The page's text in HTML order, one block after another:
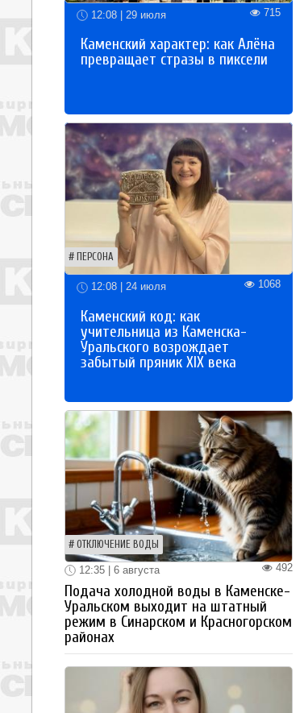
12:08 | 29 июля 715
Каменский характер: как Алёна
превращает стразы в пиксели
ПЕРСОНА
12:08 | 24 июля 1068
Каменский код: как
учительница из Каменска-
Уральского возрождает
забытый пряник XIX века
ОТКЛЮЧЕНИЕ ВОДЫ
492
12:35 | 6 августа
Подача холодной воды в Каменске-
Уральском выходит на штатный
режим в Синарском и Красногорском
районах